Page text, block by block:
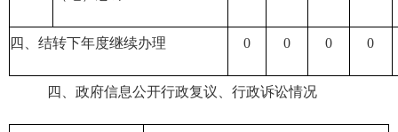
四、结转下年度继续办理 0 0 0 0
四、政府信息公开行政复议、行政诉讼情况